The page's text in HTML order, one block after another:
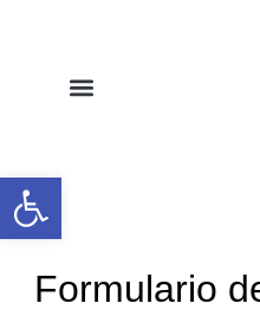
Abrir barra de herramientas
Contacto
Formulario